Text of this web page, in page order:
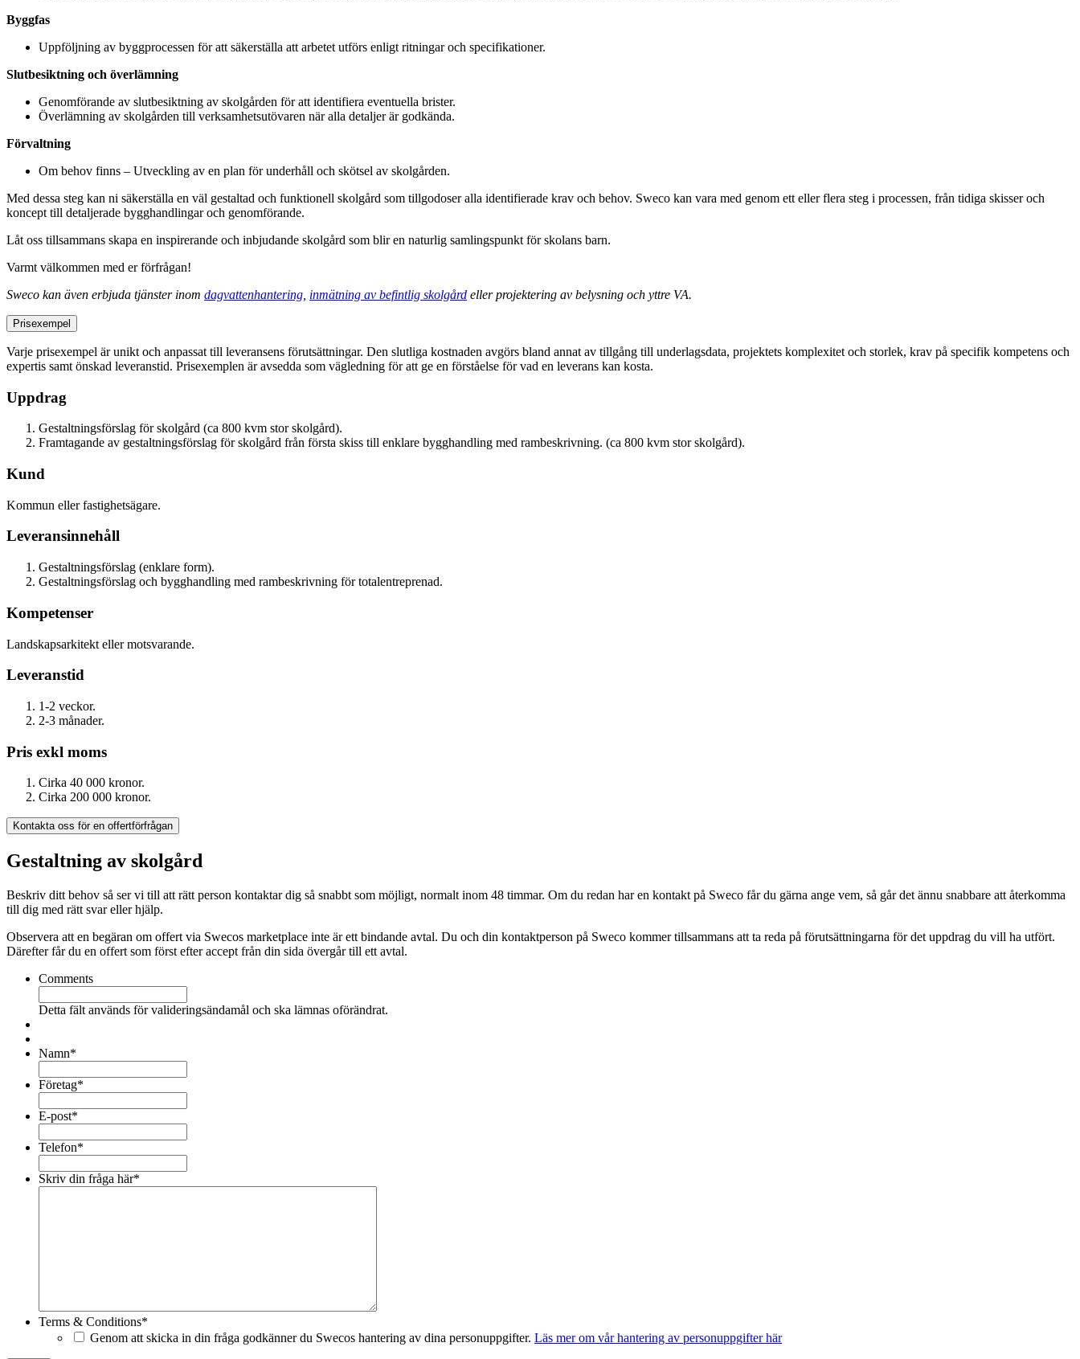
Byggfas
Uppföljning av byggprocessen för att säkerställa att arbetet utförs enligt ritningar och specifikationer.
Slutbesiktning och överlämning
Genomförande av slutbesiktning av skolgården för att identifiera eventuella brister.
Överlämning av skolgården till verksamhetsutövaren när alla detaljer är godkända.
Förvaltning
Om behov finns – Utveckling av en plan för underhåll och skötsel av skolgården.
Med dessa steg kan ni säkerställa en väl gestaltad och funktionell skolgård som tillgodoser alla identifierade krav och behov. Sweco kan vara med genom ett eller flera steg i processen, från tidiga skisser och
koncept till detaljerade bygghandlingar och genomförande.
Låt oss tillsammans skapa en inspirerande och inbjudande skolgård som blir en naturlig samlingspunkt för skolans barn.
Varmt välkommen med er förfrågan!
Sweco kan även erbjuda tjänster inom dagvattenhantering inmätning av befintlig skolgård eller projektering av belysning och yttre VA.
Prisexempel
Varje prisexempel är unikt och anpassat till leveransens förutsättningar. Den slutliga kostnaden avgörs bland annat av tillgång till underlagsdata, projektets komplexitet och storlek, krav på specifik kompetens och
expertis samt önskad leveranstid. Prisexemplen är avsedda som vägledning för att ge en förståelse för vad en leverans kan kosta.
Uppdrag
Gestaltningsförslag för skolgård (ca 800 kvm stor skolgård).
Framtagande av gestaltningsförslag för skolgård från första skiss till enklare bygghandling med rambeskrivning. (ca 800 kvm stor skolgård).
Kund
Kommun eller fastighetsägare.
Leveransinnehåll
Gestaltningsförslag (enklare form).
Gestaltningsförslag och bygghandling med rambeskrivning för totalentreprenad.
Kompetenser
Landskapsarkitekt eller motsvarande.
Leveranstid
1-2 veckor.
2-3 månader.
Pris exkl moms
Cirka 40 000 kronor.
Cirka 200 000 kronor.
Kontakta oss för en offertförfrågan
Gestaltning av skolgård
Beskriv ditt behov så ser vi till att rätt person kontaktar dig så snabbt som möjligt, normalt inom 48 timmar. Om du redan har en kontakt på Sweco får du gärna ange vem, så går det ännu snabbare att återkomma
till dig med rätt svar eller hjälp.
Observera att en begäran om offert via Swecos marketplace inte är ett bindande avtal. Du och din kontaktperson på Sweco kommer tillsammans att ta reda på förutsättningarna för det uppdrag du vill ha utfört.
Därefter får du en offert som först efter accept från din sida övergår till ett avtal.
Comments
Detta fält används för valideringsändamål och ska lämnas oförändrat.
Namn*
Företag*
E-post*
Telefon*
Skriv din fråga här*
Terms & Conditions*
Genom att skicka in din fråga godkänner du Swecos hantering av dina personuppgifter. Läs mer om vår hantering av personuppgifter här